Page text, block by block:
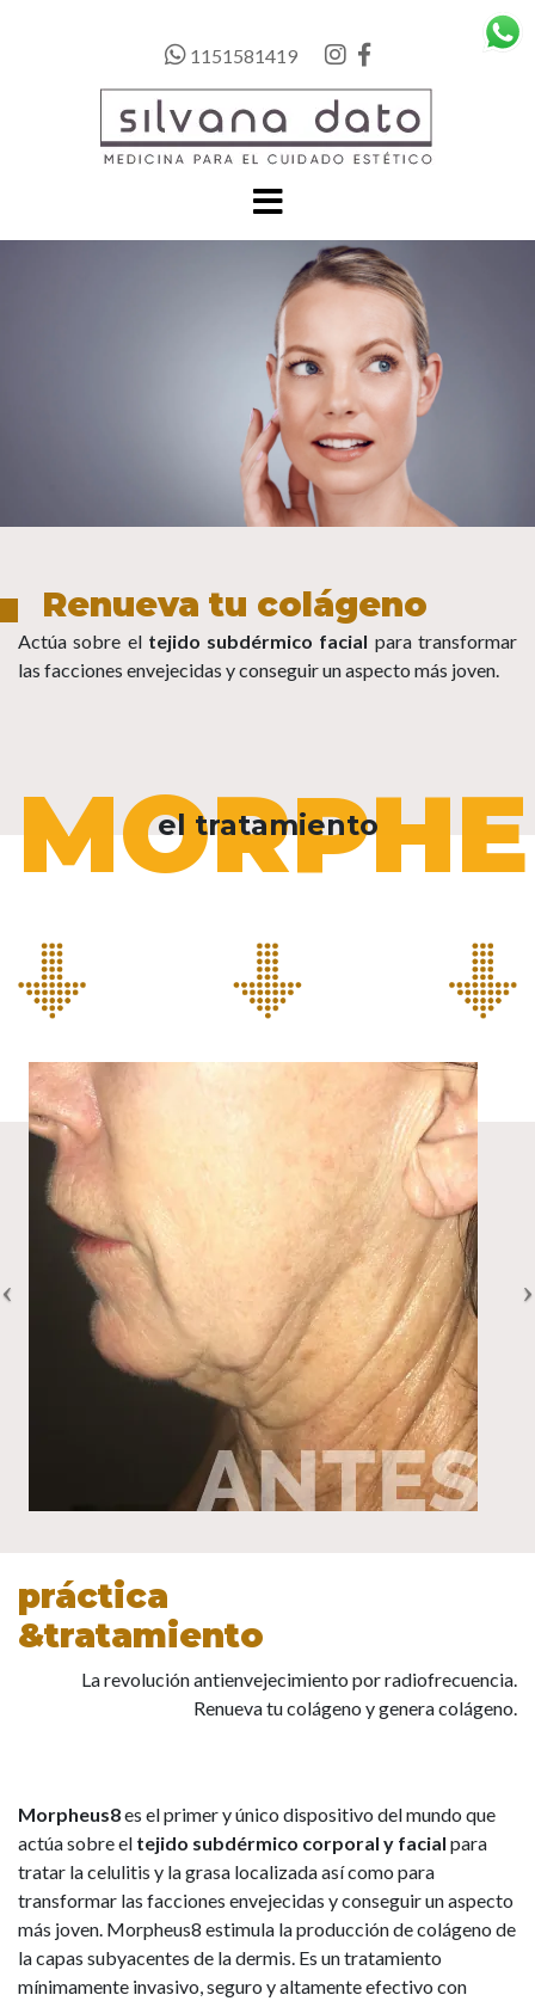
1151581419
Renueva tu colágeno
Actúa sobre el tejido subdérmico facial para transformar
las facciones envejecidas y conseguir un aspecto más joven.
el tratamiento
práctica
&tratamiento
La revolución antienvejecimiento por radiofrecuencia.
Renueva tu colágeno y genera colágeno.
Morpheus8es el primer y único dispositivo del mundo que
actúa sobre el tejido subdérmico corporal y facial para
tratar la celulitis y la grasa localizada así como para
transformar las facciones envejecidas y conseguir un aspecto
más joven. Morpheus8 estimula la producción de colágeno de
la capas subyacentes de la dermis. Es un tratamiento
mínimamente invasivo, seguro y altamente efectivo con